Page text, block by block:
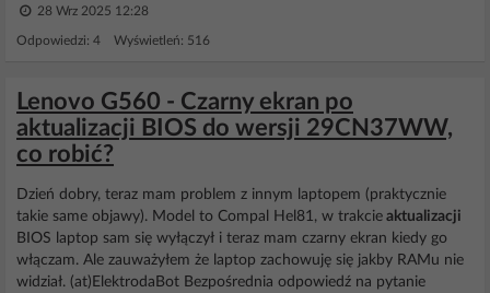
28 Wrz 2025 12:28
Odpowiedzi: 4 Wyświetleń: 516
Lenovo G560 - Czarny ekran po
aktualizacji BIOS do wersji 29CN37WW,
co robić?
Dzień dobry, teraz mam problem z innym laptopem (praktycznie
takie same objawy). Model to Compal Hel81, w trakcie aktualizacji
BIOS laptop sam się wyłączył i teraz mam czarny ekran kiedy go
włączam. Ale zauważyłem że laptop zachowuję się jakby RAMu nie
widział. (at)ElektrodaBot Bezpośrednia odpowiedź na pytanie